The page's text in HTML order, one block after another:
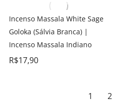
Incenso Massala White Sage
Goloka (Sálvia Branca) |
Incenso Massala Indiano
R$17,90
1 2